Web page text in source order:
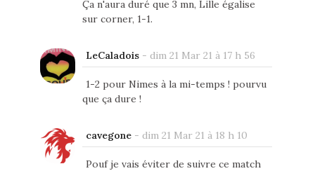
Ça n'aura duré que 3 mn, Lille égalise
sur corner, 1-1.
LeCaladois- dim 21 Mar 21 à 17 h 56
1-2 pour Nimes à la mi-temps ! pourvu
que ça dure !
cavegone- dim 21 Mar 21 à 18 h 10
Pouf je vais éviter de suivre ce match